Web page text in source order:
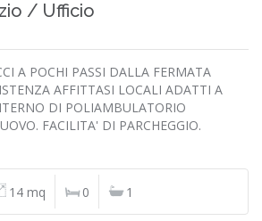
/ Ufficio
A POCHI PASSI DALLA FERMATA
AFFITTASI LOCALI ADATTI A
DI POLIAMBULATORIO
FACILITA' DI PARCHEGGIO.
14 mq 0 1